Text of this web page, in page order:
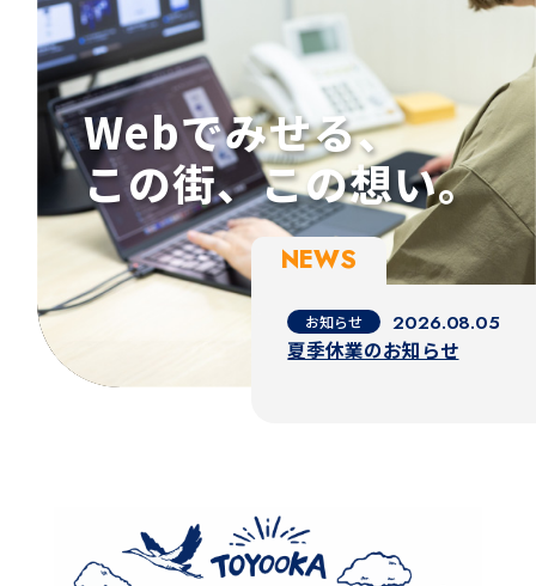
Webでみせる、
この街、この想い。
NEWS
お知らせ
2026.08.05
夏季休業のお知らせ